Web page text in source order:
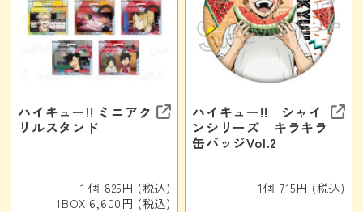
ハイキュー!! ミニアク
リルスタンド
１個 825円 (税込)
1BOX 6,600円 (税込)
ハイキュー!! シャイ
ンシリーズ キラキラ
缶バッジVol.2
1個 715円 (税込)